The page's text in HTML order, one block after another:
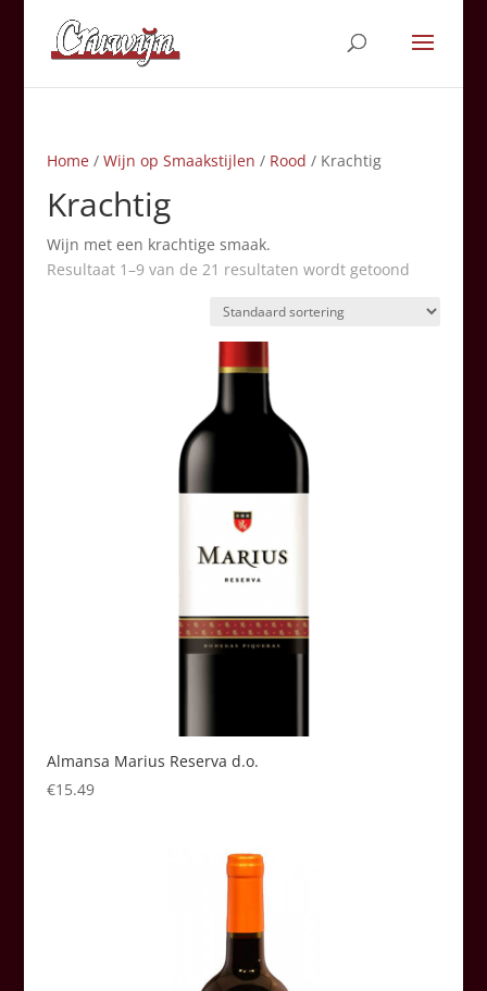
Home/ Wijn op Smaakstijlen / Rood / Krachtig
Krachtig
Wijn met een krachtige smaak.
Resultaat 1–9 van de 21 resultaten wordt getoond
Almansa Marius Reserva d.o.
€15.49